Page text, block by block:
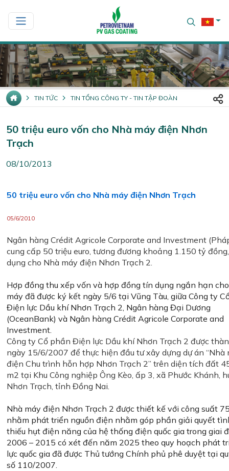
TIN TỨC TIN TỔNG CÔNG TY - TIN TẬP ĐOÀN
50 triệu euro vốn cho Nhà máy điện Nhơn
Trạch
08/10/2013
50 triệu euro vốn cho Nhà máy điện Nhơn Trạch
05/6/2010
Ngân hàng Crédit Agricole Corporate and Investment
cung cấp 50 triệu euro, tương đương khoảng 1.150 tỷ
dụng cho Nhà máy điện Nhơn Trạch 2.
Hợp đồng thu xếp vốn và hợp đồng tín dụng ngắn hạn
máy đã được ký kết ngày 5/6 tại Vũng Tàu, giữa Công ty
Điện lực Dầu khí Nhơn Trạch 2, Ngân hàng Đại Dương
(OceanBank) và Ngân hàng Crédit Agricole Corporate and
Investment.
Công ty Cổ phần Điện lực Dầu khí Nhơn Trạch 2 được
ngày 15/6/2007 để thực hiện đầu tư xây dựng dự án “Nhà
điện Chu trình hỗn hợp Nhơn Trạch 2” trên diện tích đất
m2 tại Khu Công nghiệp Ông Kèo, ấp 3, xã Phước Khánh,
Nhơn Trạch, tỉnh Đồng Nai.
Nhà máy điện Nhơn Trạch 2 được thiết kế với công suất
nhằm phát triển nguồn điện nhằm góp phần giải quyết
thiếu hụt điện năng của hệ thống điện quốc gia trong giai
2006 – 2015 có xét đến năm 2025 theo quy hoạch phát
lực quốc gia đã được Thủ tướng Chính phủ phê duyệt tại
số 110/2007.